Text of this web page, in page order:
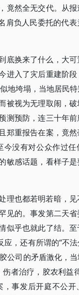
竟然全无交代。从
肩负人民委托的代
底换来了什么，大
进入了灾后重建阶
地垮塌，当地居民
被视为无理取闹，
测预防，连三十年
重报告在案，竟然
没有对公众作过任
敏感话题，看样子是
理也都若明若暗，
见的。事发第二天
似乎也就此了结。
，还有所谓的“不
公司的矛盾激化，
者治疗，胶农利益
事发后开庭不公开